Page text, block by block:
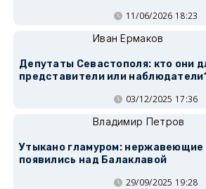
11/06/2026 18:23
Иван Ермаков
Депутаты Севастополя: кто они
представители или
03/12/2025 17:36
Владимир Петров
Утыкано гламуром: нержавеющие
появились над Балаклавой
29/09/2025 19:28